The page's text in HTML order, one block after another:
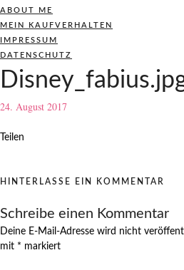
ABOUT ME
MEIN KAUFVERHALTEN
IMPRESSUM
DATENSCHUTZ
24. August 2017
Teilen
HINTERLASSE EIN KOMMENTAR
Schreibe einen Kommentar
Deine E-Mail-Adresse wird nicht
mit * markiert